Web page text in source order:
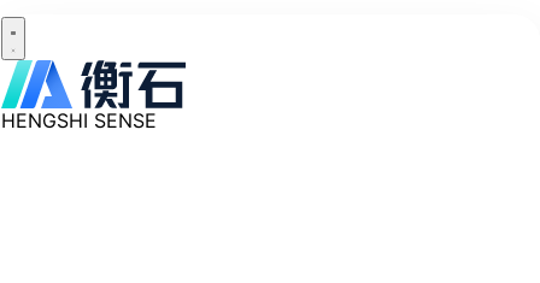
HENGSHI SENSE